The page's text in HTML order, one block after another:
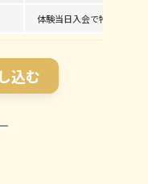
体験当日入会で特典あり
込む